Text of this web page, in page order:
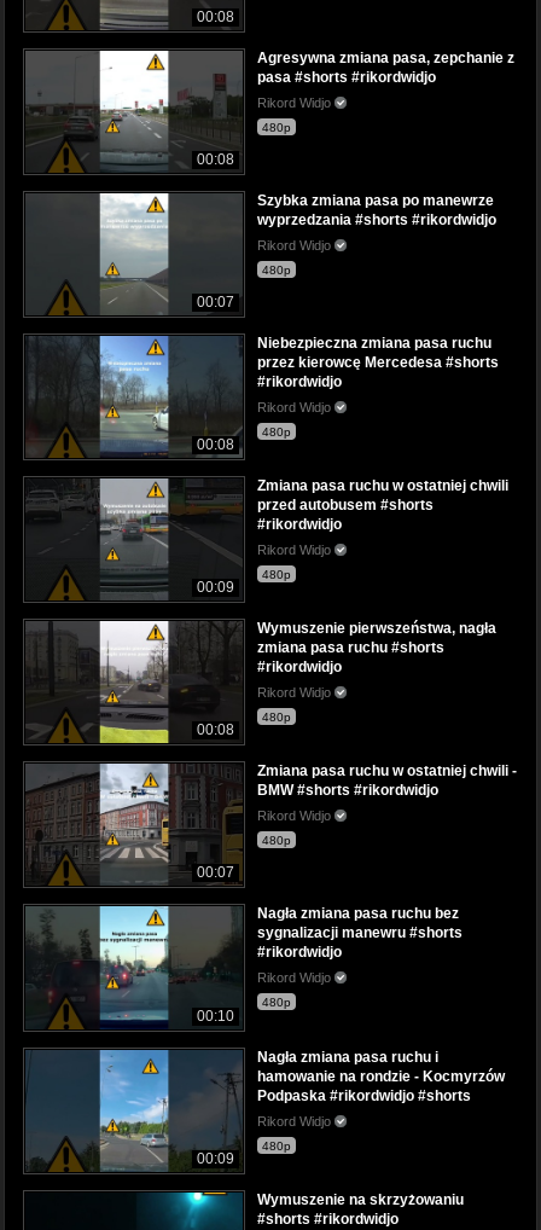
00:08
00:08
Agresywna zmiana pasa, zepchanie z
pasa #shorts #rikordwidjo
Rikord Widjo
480p
00:07
Szybka zmiana pasa po manewrze
wyprzedzania #shorts #rikordwidjo
Rikord Widjo
480p
00:08
Niebezpieczna zmiana pasa ruchu
przez kierowcę Mercedesa #shorts
#rikordwidjo
Rikord Widjo
480p
00:09
Zmiana pasa ruchu w ostatniej chwili
przed autobusem #shorts
#rikordwidjo
Rikord Widjo
480p
00:08
Wymuszenie pierwszeństwa, nagła
zmiana pasa ruchu #shorts
#rikordwidjo
Rikord Widjo
480p
00:07
Zmiana pasa ruchu w ostatniej chwili -
BMW #shorts #rikordwidjo
Rikord Widjo
480p
00:10
Nagła zmiana pasa ruchu bez
sygnalizacji manewru #shorts
#rikordwidjo
Rikord Widjo
480p
00:09
Nagła zmiana pasa ruchu i
hamowanie na rondzie - Kocmyrzów
Podpaska #rikordwidjo #shorts
Rikord Widjo
480p
Wymuszenie na skrzyżowaniu
#shorts #rikordwidjo